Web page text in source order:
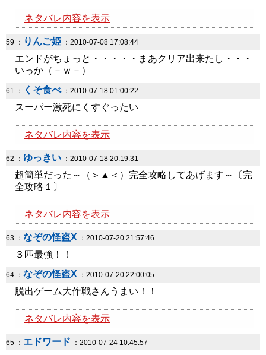
ネタバレ内容を表示
59 ： りんご姫 ：2010-07-08 17:08:44
エンドがちょっと・・・・・まあクリア出来たし・・・
いっか（－ｗ－）
61 ： くそ食べ：2010-07-18 01:00:22
スーパー激死にくすぐったい
ネタバレ内容を表示
62 ： ゆっきい ：2010-07-18 20:19:31
超簡単だった～（＞▲＜）完全攻略してあげます～〔完
全攻略１〕
ネタバレ内容を表示
63 ： なぞの怪盗X ：2010-07-20 21:57:46
３匹最強！！
64 ： なぞの怪盗X ：2010-07-20 22:00:05
脱出ゲーム大作戦さんうまい！！
ネタバレ内容を表示
65 ： エドワード ：2010-07-24 10:45:57